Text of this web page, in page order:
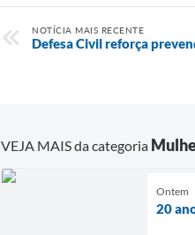
NOTÍCIA MAIS RECENTE
Defesa Civil reforça
VEJA MAIS da categoria
Ontem
20